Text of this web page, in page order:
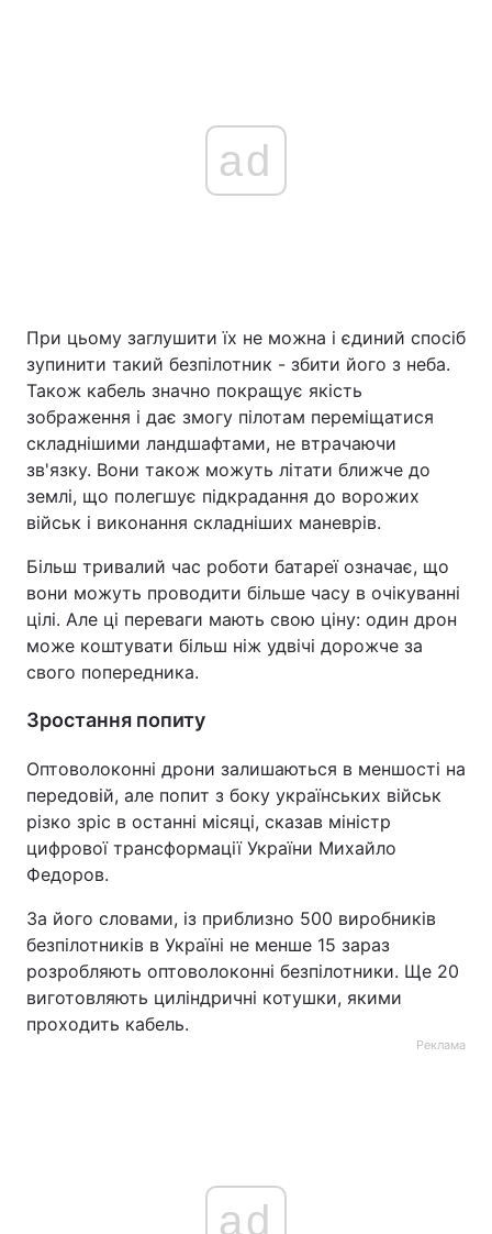
ad
При цьому заглушити їх не можна і єдиний спосіб
зупинити такий безпілотник - збити його з неба.
Також кабель значно покращує якість
зображення і дає змогу пілотам переміщатися
складнішими ландшафтами, не втрачаючи
зв'язку. Вони також можуть літати ближче до
землі, що полегшує підкрадання до ворожих
військ і виконання складніших маневрів.
Більш тривалий час роботи батареї означає, що
вони можуть проводити більше часу в очікуванні
цілі. Але ці переваги мають свою ціну: один дрон
може коштувати більш ніж удвічі дорожче за
свого попередника.
Зростання попиту
Оптоволоконні дрони залишаються в меншості на
передовій, але попит з боку українських військ
різко зріс в останні місяці, сказав міністр
цифрової трансформації України Михайло
Федоров.
За його словами, із приблизно 500 виробників
безпілотників в Україні не менше 15 зараз
розробляють оптоволоконні безпілотники. Ще 20
виготовляють циліндричні котушки, якими
проходить кабель.
Реклама
ad